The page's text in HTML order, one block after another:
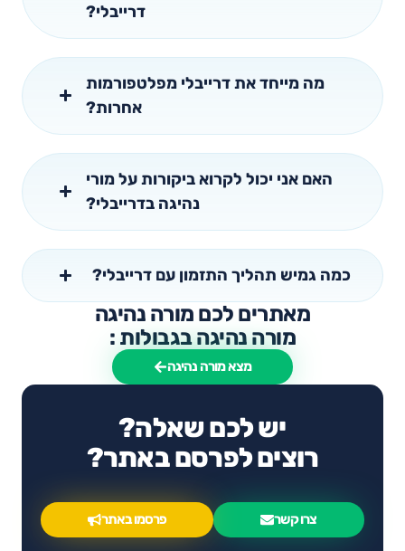
דרייבלי?
מה מייחד את דרייבלי מפלטפורמות
אחרות?
האם אני יכול לקרוא ביקורות על מורי
נהיגה בדרייבלי?
כמה גמיש תהליך התזמון עם דרייבלי?
מאתרים לכם מורה נהיגה
מורה נהיגה בגבולות :
מצא מורה נהיגה
יש לכם שאלה?
רוצים לפרסם באתר?
צרו קשר פרסמו באתר